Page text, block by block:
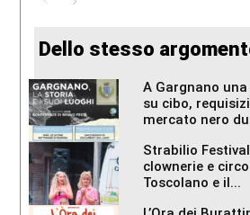
Dello stesso
A Gargnano
su cibo,
mercato nero
Strabilio
clownerie e
Toscolano e il...